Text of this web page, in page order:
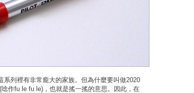
列裡有非常龐大的家族。但為什麼要叫做2020
作fu le fu le)，也就是搖一搖的意思。因此，在